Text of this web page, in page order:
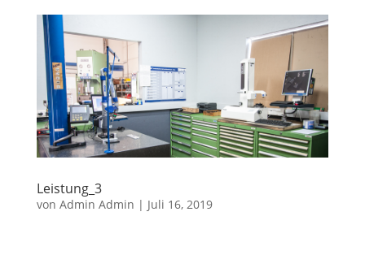
Leistung_3
von Admin Admin | Juli 16, 2019